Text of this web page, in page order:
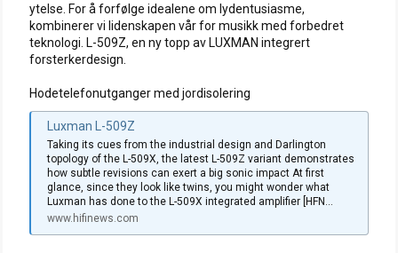
ytelse. For å forfølge idealene om lydentusiasme,
kombinerer vi lidenskapen vår for musikk med forbedret
teknologi. L-509Z, en ny topp av LUXMAN integrert
forsterkerdesign.
Hodetelefonutganger med jordisolering
Luxman L-509Z
Taking its cues from the industrial design and Darlington
topology of the L-509X, the latest L-509Z variant demonstrates
how subtle revisions can exert a big sonic impact At first
glance, since they look like twins, you might wonder what
Luxman has done to the L-509X integrated amplifier [HFN...
www.hifinews.com